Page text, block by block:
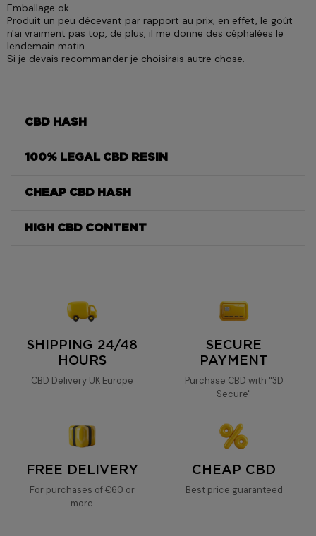
Emballage ok
Produit un peu décevant par rapport au prix, en effet, le goût
n'ai vraiment pas top, de plus, il me donne des céphalées le
lendemain matin.
Si je devais recommander je choisirais autre chose.
CBD HASH
100% LEGAL CBD RESIN
CHEAP CBD HASH
HIGH CBD CONTENT
SHIPPING 24/48
HOURS
CBD Delivery UK Europe
SECURE
PAYMENT
Purchase CBD with "3D
Secure"
FREE DELIVERY
For purchases of €60 or
more
CHEAP CBD
Best price guaranteed